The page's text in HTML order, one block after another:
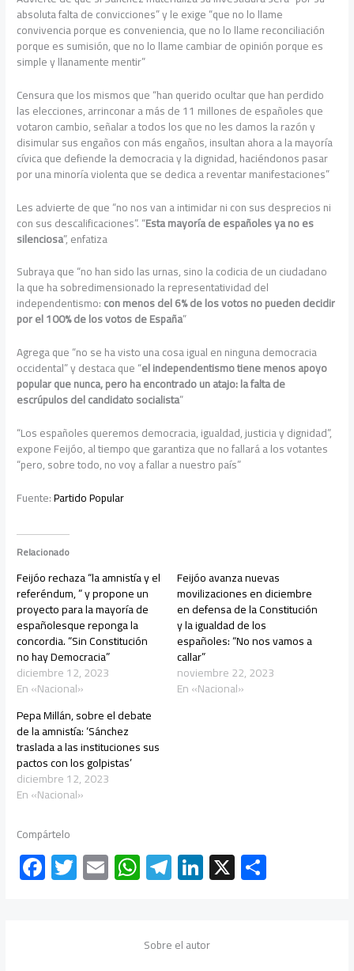
absoluta falta de convicciones” y le exige “que no lo llame
convivencia porque es conveniencia, que no lo llame reconciliación
porque es sumisión, que no lo llame cambiar de opinión porque es
simple y llanamente mentir”
Censura que los mismos que “han querido ocultar que han perdido
las elecciones, arrinconar a más de 11 millones de españoles que
votaron cambio, señalar a todos los que no les damos la razón y
disimular sus engaños con más engaños, insultan ahora a la mayoría
cívica que defiende la democracia y la dignidad, haciéndonos pasar
por una minoría violenta que se dedica a reventar manifestaciones”
Les advierte de que “no nos van a intimidar ni con sus desprecios ni
con sus descalificaciones”. “Esta mayoría de españoles ya no es
silenciosa”, enfatiza
Subraya que “no han sido las urnas, sino la codicia de un ciudadano
la que ha sobredimensionado la representatividad del
independentismo:con menos del 6% de los votos no pueden decidir
por el 100% de los votos de España”
Agrega que “no se ha visto una cosa igual en ninguna democracia
occidental” y destaca que “el independentismo tiene menos apoyo
popular que nunca, pero ha encontrado un atajo: la falta de
escrúpulos del candidato socialista”
“Los españoles queremos democracia, igualdad, justicia y dignidad”,
expone Feijóo, al tiempo que garantiza que no fallará a los votantes
“pero, sobre todo, no voy a fallar a nuestro país”
Fuente:Partido Popular
Relacionado
Feijóo rechaza “la amnistía y el
referéndum, ” y propone un
proyecto para la mayoría de
españolesque reponga la
concordia. “Sin Constitución
no hay Democracia”
diciembre 12, 2023
En «Nacional»
Feijóo avanza nuevas
movilizaciones en diciembre
en defensa de la Constitución
y la igualdad de los
españoles: “No nos vamos a
callar”
noviembre 22, 2023
En «Nacional»
Pepa Millán, sobre el debate
de la amnistía: ‘Sánchez
traslada a las instituciones sus
pactos con los golpistas’
diciembre 12, 2023
En «Nacional»
Compártelo
F
ac
T
wi
E
m
W
h
s
Te
le
a
Li
nk
dI
X
Sobre el autor